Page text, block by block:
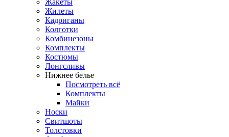
Жилеты
Кадриганы
Колготки
Комбинезоны
Комплекты
Костюмы
Лонгсливы
Нижнее белье
Посмотреть всё
Комплекты
Майки
Носки
Свитшоты
Толстовки